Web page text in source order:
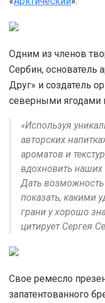
Одним из членов
Сербин, основатель
Друг» и создатель
северными ягодами
«Используя
авторских
ароматов и
вдохновить наших
Дать возможность
показать, какими
грани у хорошо
цитирует Сергея
Свое ремесло
запатентованного